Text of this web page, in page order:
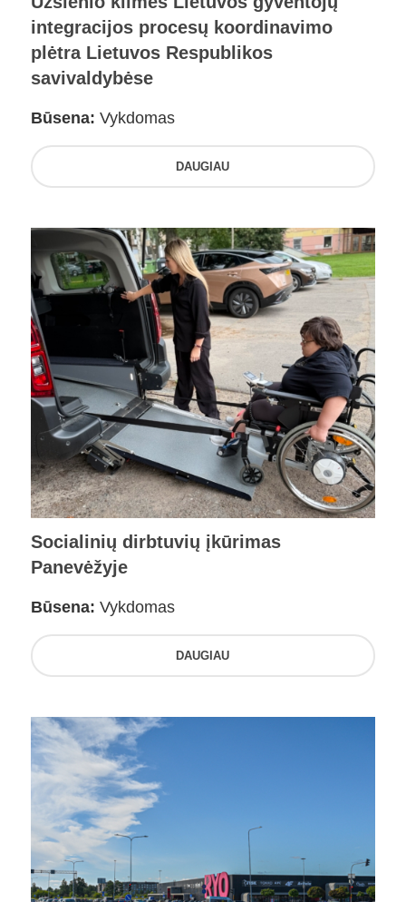
integracijos procesų koordinavimo
plėtra Lietuvos Respublikos
savivaldybėse
Būsena: Vykdomas
DAUGIAU
Socialinių dirbtuvių įkūrimas
Panevėžyje
Būsena: Vykdomas
DAUGIAU